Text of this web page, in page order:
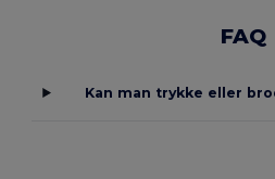
FAQ
Kan man trykke eller